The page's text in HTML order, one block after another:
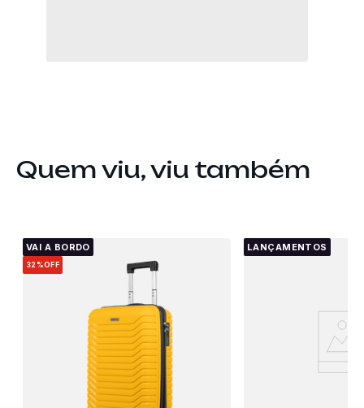
Quem viu, viu também
VAI A BORDO
32%OFF
LANÇAMENTOS